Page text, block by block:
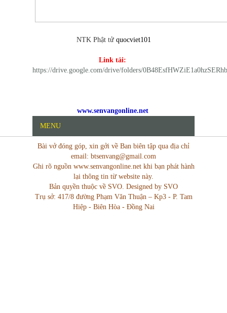
NTK Phật tử quocviet101
Link tải:
https://drive.google.com/drive/folders/
www.senvangonline.net
MENU
Bài vở đóng góp, xin gởi về Ban biên tập qua địa chỉ
email: btsenvang@gmail.com
Ghi rõ nguồn www.senvangonline.net khi bạn phát hành
lại thông tin từ website này.
Bản quyền thuộc về SVO. Designed by SVO
Trụ sở: 417/8 đường Phạm Văn Thuận – Kp3 - P. Tam
Hiệp - Biên Hòa - Đồng Nai